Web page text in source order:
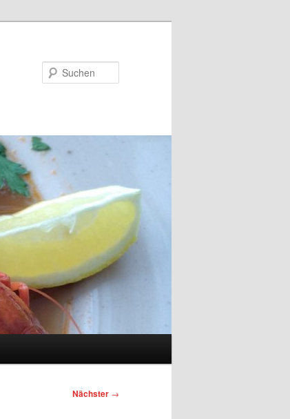
Nächster →